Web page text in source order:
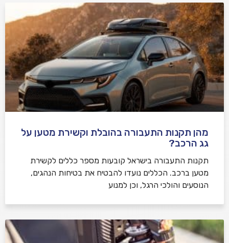
מהן תקנות התעבורה בהובלת וקשירת מטען על
גג הרכב?
תקנות התעבורה בישראל קובעות מספר כללים לקשירת
מטען ברכב. הכללים נועדו להבטיח את בטיחות הנהגים,
הנוסעים והולכי הרגל, וכן למנוע